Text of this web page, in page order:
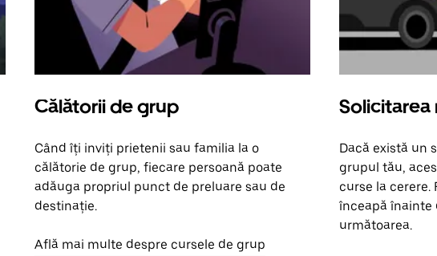
Călătorii de grup
Când îți inviți prietenii sau familia la o
călătorie de grup, fiecare persoană poate
adăuga propriul punct de preluare sau de
destinație.
Află mai multe despre cursele de grup
Solicitarea
Dacă există un
grupul tău,
curse la cerere.
înceapă înainte
următoarea.